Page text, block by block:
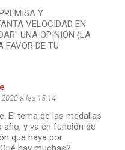
Y
VELOCIDAD EN
UNA OPINIÓN (LA
FAVOR DE TU
a las 15:14
El tema de las medallas
año, y va en función de
que haya por